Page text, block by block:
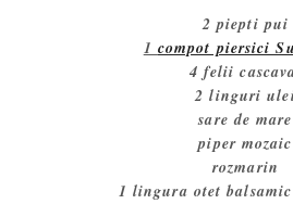
2 piepti pui
1 compot piersici
4 felii
2 linguri
sare de mare
piper mozaic
rozmarin
1 lingura otet